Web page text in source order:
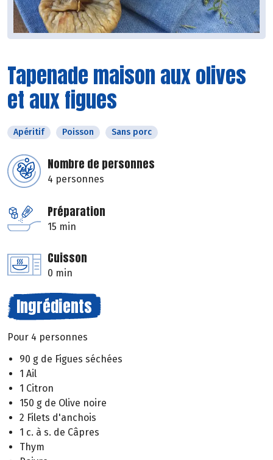
Tapenade maison aux olives
et aux figues
Apéritif Poisson Sans porc
Nombre de personnes
4 personnes
Préparation
15 min
Cuisson
0 min
Ingrédients
Pour 4 personnes
90 g de Figues séchées
1 Ail
1 Citron
150 g de Olive noire
2 Filets d'anchois
1 c. à s. de Câpres
Thym